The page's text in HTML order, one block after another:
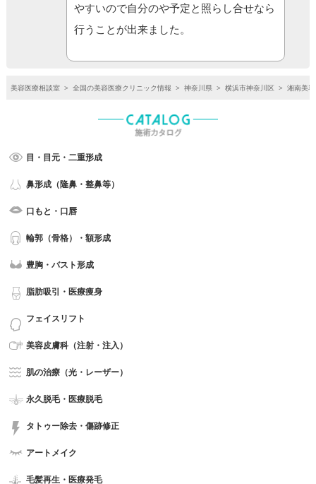
やすいので自分のや予定と照らし合せなら
行うことが出来ました。
美容医療相談室 > 全国の美容医療クリニック情報 > 神奈川県 > 横浜市神奈川区 > 湘南美
目・目元・二重形成
鼻形成（隆鼻・整鼻等）
口もと・口唇
輪郭（骨格）・額形成
豊胸・バスト形成
脂肪吸引・医療痩身
フェイスリフト
美容皮膚科（注射・注入）
肌の治療（光・レーザー）
永久脱毛・医療脱毛
タトゥー除去・傷跡修正
アートメイク
毛髪再生・医療発毛